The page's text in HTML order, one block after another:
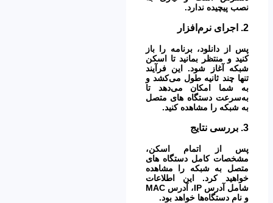
نصب پیچیده ندارد.
2. اجرای نرم‌افزار
پس از دانلود، برنامه را باز
کنید و منتظر بمانید تا اسکن
شبکه آغاز شود. این فرآیند
تنها چند ثانیه طول می‌کشد و
به شما امکان می‌دهد تا
به‌سرعت دستگاه های متصل
به شبکه را مشاهده کنید.
3. بررسی نتایج
پس از اتمام اسکن،
مشخصات کامل دستگاه های
متصل به شبکه را مشاهده
خواهید کرد. این اطلاعات
شامل آدرس IP، آدرس MAC
و نام دستگاه‌ها خواهد بود.